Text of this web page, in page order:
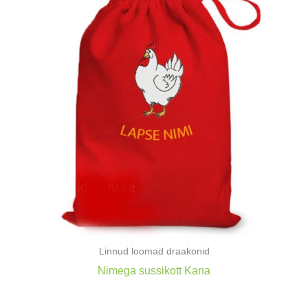
Linnud loomad draakonid
Nimega sussikott Kana